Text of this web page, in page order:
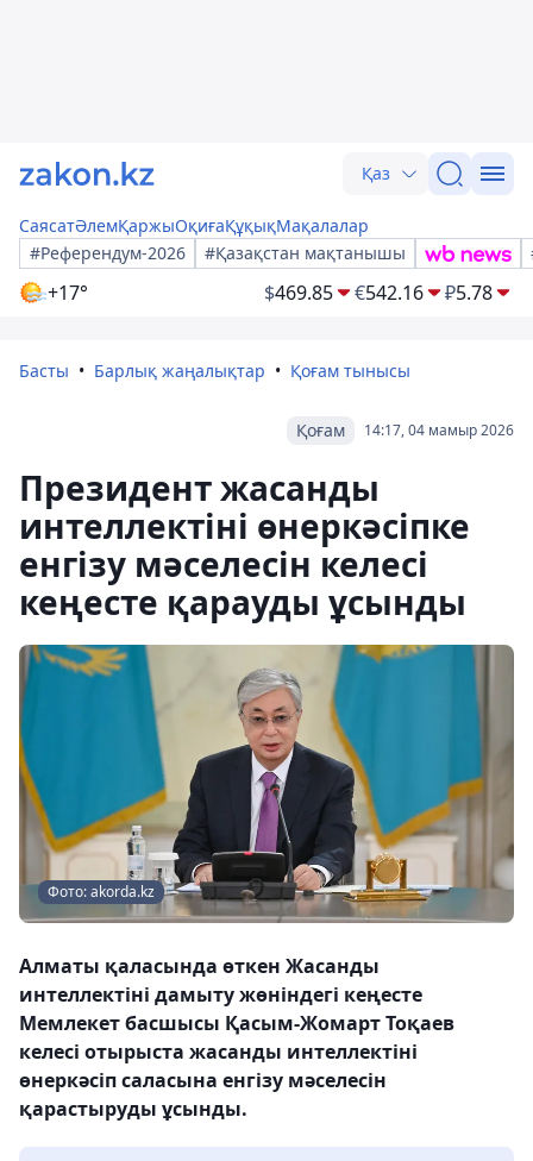
Қаз
СаясатӘлемҚаржыОқиғаҚұқықМақалалар
#Референдум-2026
#Қазақстан мақтанышы
+17° $469.85 €542.16 ₽5.78
Басты Барлық жаңалықтар Қоғам тынысы
14:17, 04 мамыр 2026
Қоғам
Президент жасанды
интеллектіні өнеркәсіпке
енгізу мәселесін келесі
кеңесте қарауды ұсынды
Фото: akorda.kz
Алматы қаласында өткен Жасанды
интеллектіні дамыту жөніндегі кеңесте
Мемлекет басшысы Қасым-Жомарт Тоқаев
келесі отырыста жасанды интеллектіні
өнеркәсіп саласына енгізу мәселесін
қарастыруды ұсынды.